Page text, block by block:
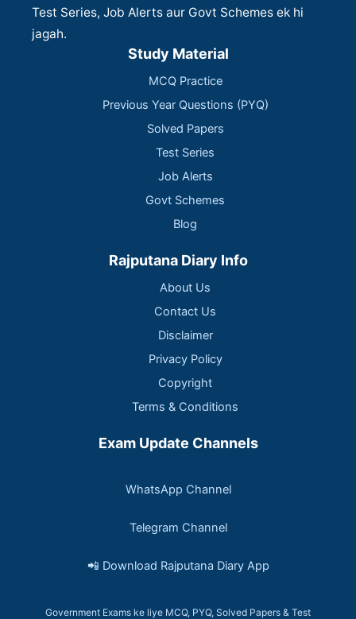
Test Series, Job Alerts aur Govt Schemes ek hi
jagah.
Study Material
MCQ Practice
Previous Year Questions (PYQ)
Solved Papers
Test Series
Job Alerts
Govt Schemes
Blog
Rajputana Diary Info
About Us
Contact Us
Disclaimer
Privacy Policy
Copyright
Terms & Conditions
Exam Update Channels
WhatsApp Channel
Telegram Channel
📲 Download Rajputana Diary App
Government Exams ke liye MCQ, PYQ, Solved Papers & Test